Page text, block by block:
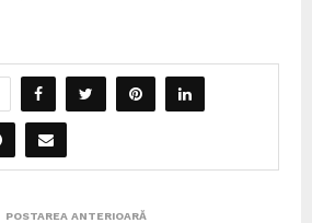
POSTAREA ANTERIOARĂ